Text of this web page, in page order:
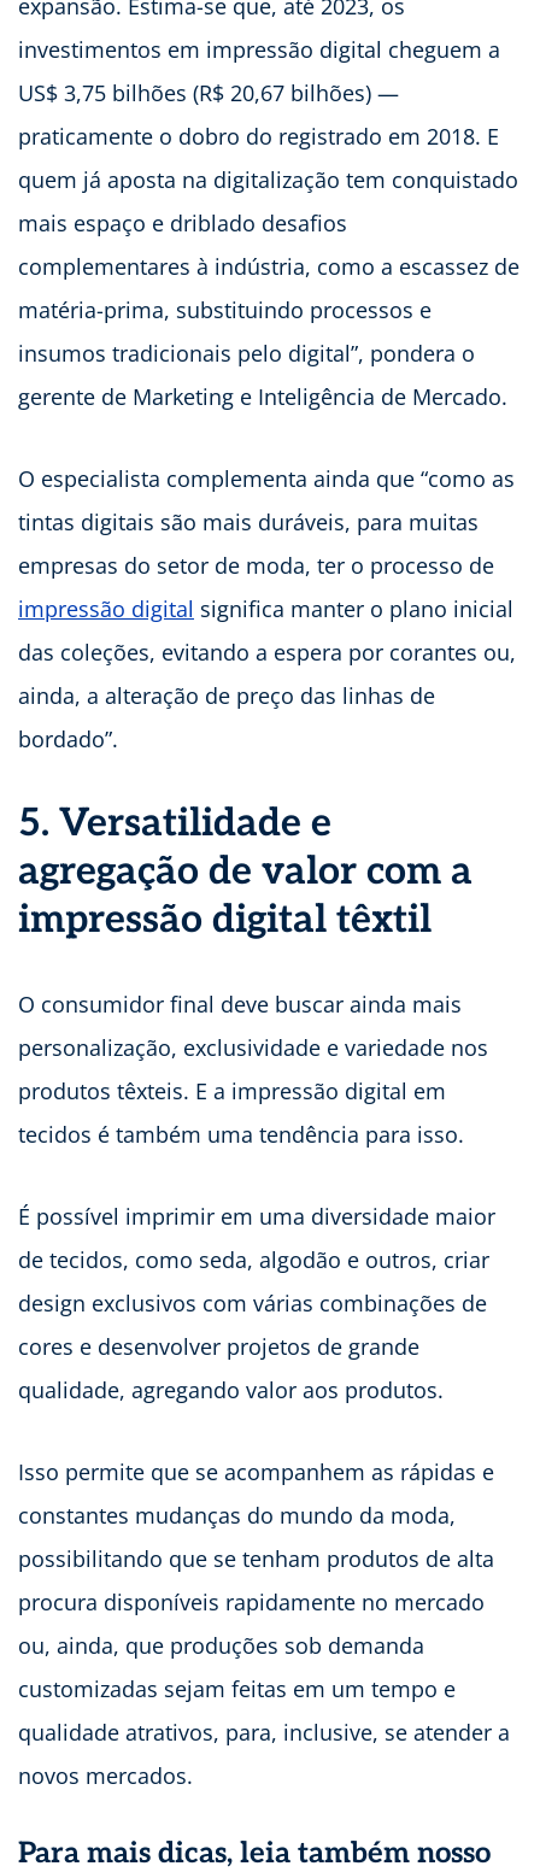
expansão. Estima-se que, até 2023, os
investimentos em impressão digital cheguem a
US$ 3,75 bilhões (R$ 20,67 bilhões) —
praticamente o dobro do registrado em 2018. E
quem já aposta na digitalização tem conquistado
mais espaço e driblado desafios
complementares à indústria, como a escassez de
matéria-prima, substituindo processos e
insumos tradicionais pelo digital”, pondera o
gerente de Marketing e Inteligência de Mercado.
O especialista complementa ainda que “como as
tintas digitais são mais duráveis, para muitas
empresas do setor de moda, ter o processo de
impressão digital significa manter o plano inicial
das coleções, evitando a espera por corantes ou,
ainda, a alteração de preço das linhas de
bordado”.
5. Versatilidade e
agregação de valor com a
impressão digital têxtil
O consumidor final deve buscar ainda mais
personalização, exclusividade e variedade nos
produtos têxteis. E a impressão digital em
tecidos é também uma tendência para isso.
É possível imprimir em uma diversidade maior
de tecidos, como seda, algodão e outros, criar
design exclusivos com várias combinações de
cores e desenvolver projetos de grande
qualidade, agregando valor aos produtos.
Isso permite que se acompanhem as rápidas e
constantes mudanças do mundo da moda,
possibilitando que se tenham produtos de alta
procura disponíveis rapidamente no mercado
ou, ainda, que produções sob demanda
customizadas sejam feitas em um tempo e
qualidade atrativos, para, inclusive, se atender a
novos mercados.
Para mais dicas, leia também nosso